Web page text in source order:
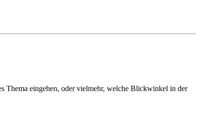
Thema eingehen, oder vielmehr, welche Blickwinkel in der